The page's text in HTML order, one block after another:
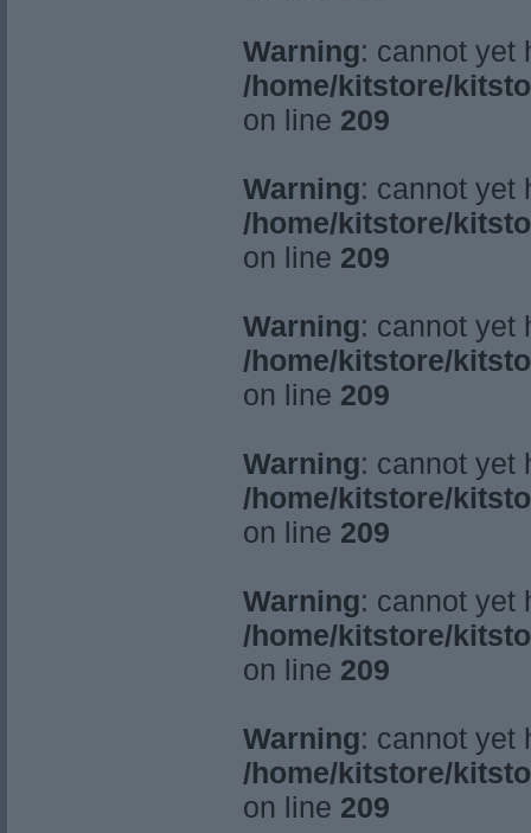
Warning: cannot yet
/home/kitstore/
on line 209
Warning: cannot yet
/home/kitstore/
on line 209
Warning: cannot yet
/home/kitstore/
on line 209
Warning: cannot yet
/home/kitstore/
on line 209
Warning: cannot yet
/home/kitstore/
on line 209
Warning: cannot yet
/home/kitstore/
on line 209